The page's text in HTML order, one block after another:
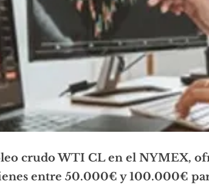
crudo WTI CL en el NYMEX,
entre 50.000€ y 100.000€